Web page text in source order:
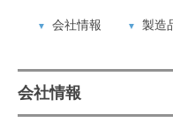
会社情報 製造
会社情報